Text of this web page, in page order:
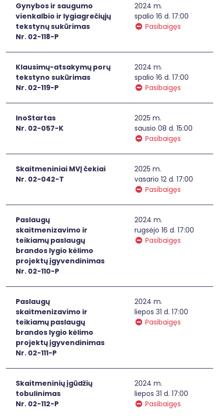
Gynybos ir saugumo
vienkalbio ir lygiagrečiųjų
tekstynų sukūrimas
Nr. 02-118-P
2024 m.
spalio 16 d. 17:00
Pasibaigęs
Klausimų-atsakymų porų
tekstyno sukūrimas
Nr. 02-119-P
2024 m.
spalio 16 d. 17:00
Pasibaigęs
InoStartas
Nr. 02-057-K
2025 m.
sausio 08 d. 15:00
Pasibaigęs
Skaitmeniniai MVĮ čekiai
Nr. 02-042-T
2025 m.
vasario 12 d. 17:00
Pasibaigęs
Paslaugų
skaitmenizavimo ir
teikiamų paslaugų
brandos lygio kėlimo
projektų įgyvendinimas
Nr. 02-110-P
2024 m.
rugsėjo 16 d. 17:00
Pasibaigęs
Paslaugų
skaitmenizavimo ir
teikiamų paslaugų
brandos lygio kėlimo
projektų įgyvendinimas
Nr. 02-111-P
2024 m.
liepos 31 d. 17:00
Pasibaigęs
Skaitmeninių įgūdžių
tobulinimas
Nr. 02-112-P
2024 m.
liepos 31 d. 17:00
Pasibaigęs